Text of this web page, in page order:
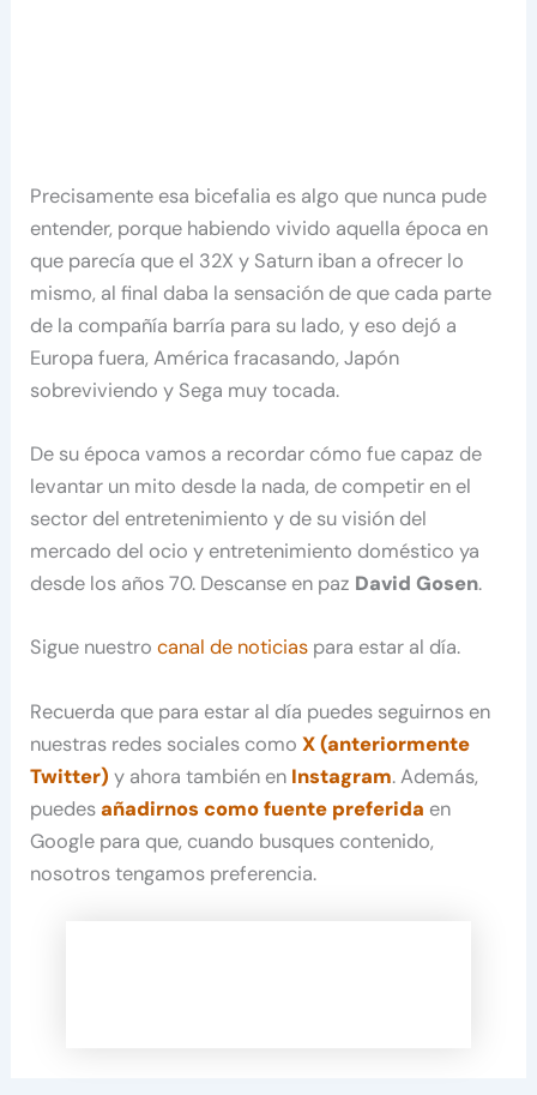
Precisamente esa bicefalia es algo que nunca pude
entender, porque habiendo vivido aquella época en
que parecía que el 32X y Saturn iban a ofrecer lo
mismo, al final daba la sensación de que cada parte
de la compañía barría para su lado, y eso dejó a
Europa fuera, América fracasando, Japón
sobreviviendo y Sega muy tocada.
De su época vamos a recordar cómo fue capaz de
levantar un mito desde la nada, de competir en el
sector del entretenimiento y de su visión del
mercado del ocio y entretenimiento doméstico ya
desde los años 70. Descanse en paz David Gosen.
Sigue nuestrocanal de noticias para estar al día.
Recuerda que para estar al día puedes seguirnos en
nuestras redes sociales comoX (anteriormente
Twitter) y ahora también en Instagram. Además,
puedesañadirnos como fuente preferida en
Google para que, cuando busques contenido,
nosotros tengamos preferencia.